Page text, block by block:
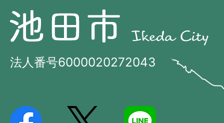
池
田
市
法人番号6000020272043
田
市
の